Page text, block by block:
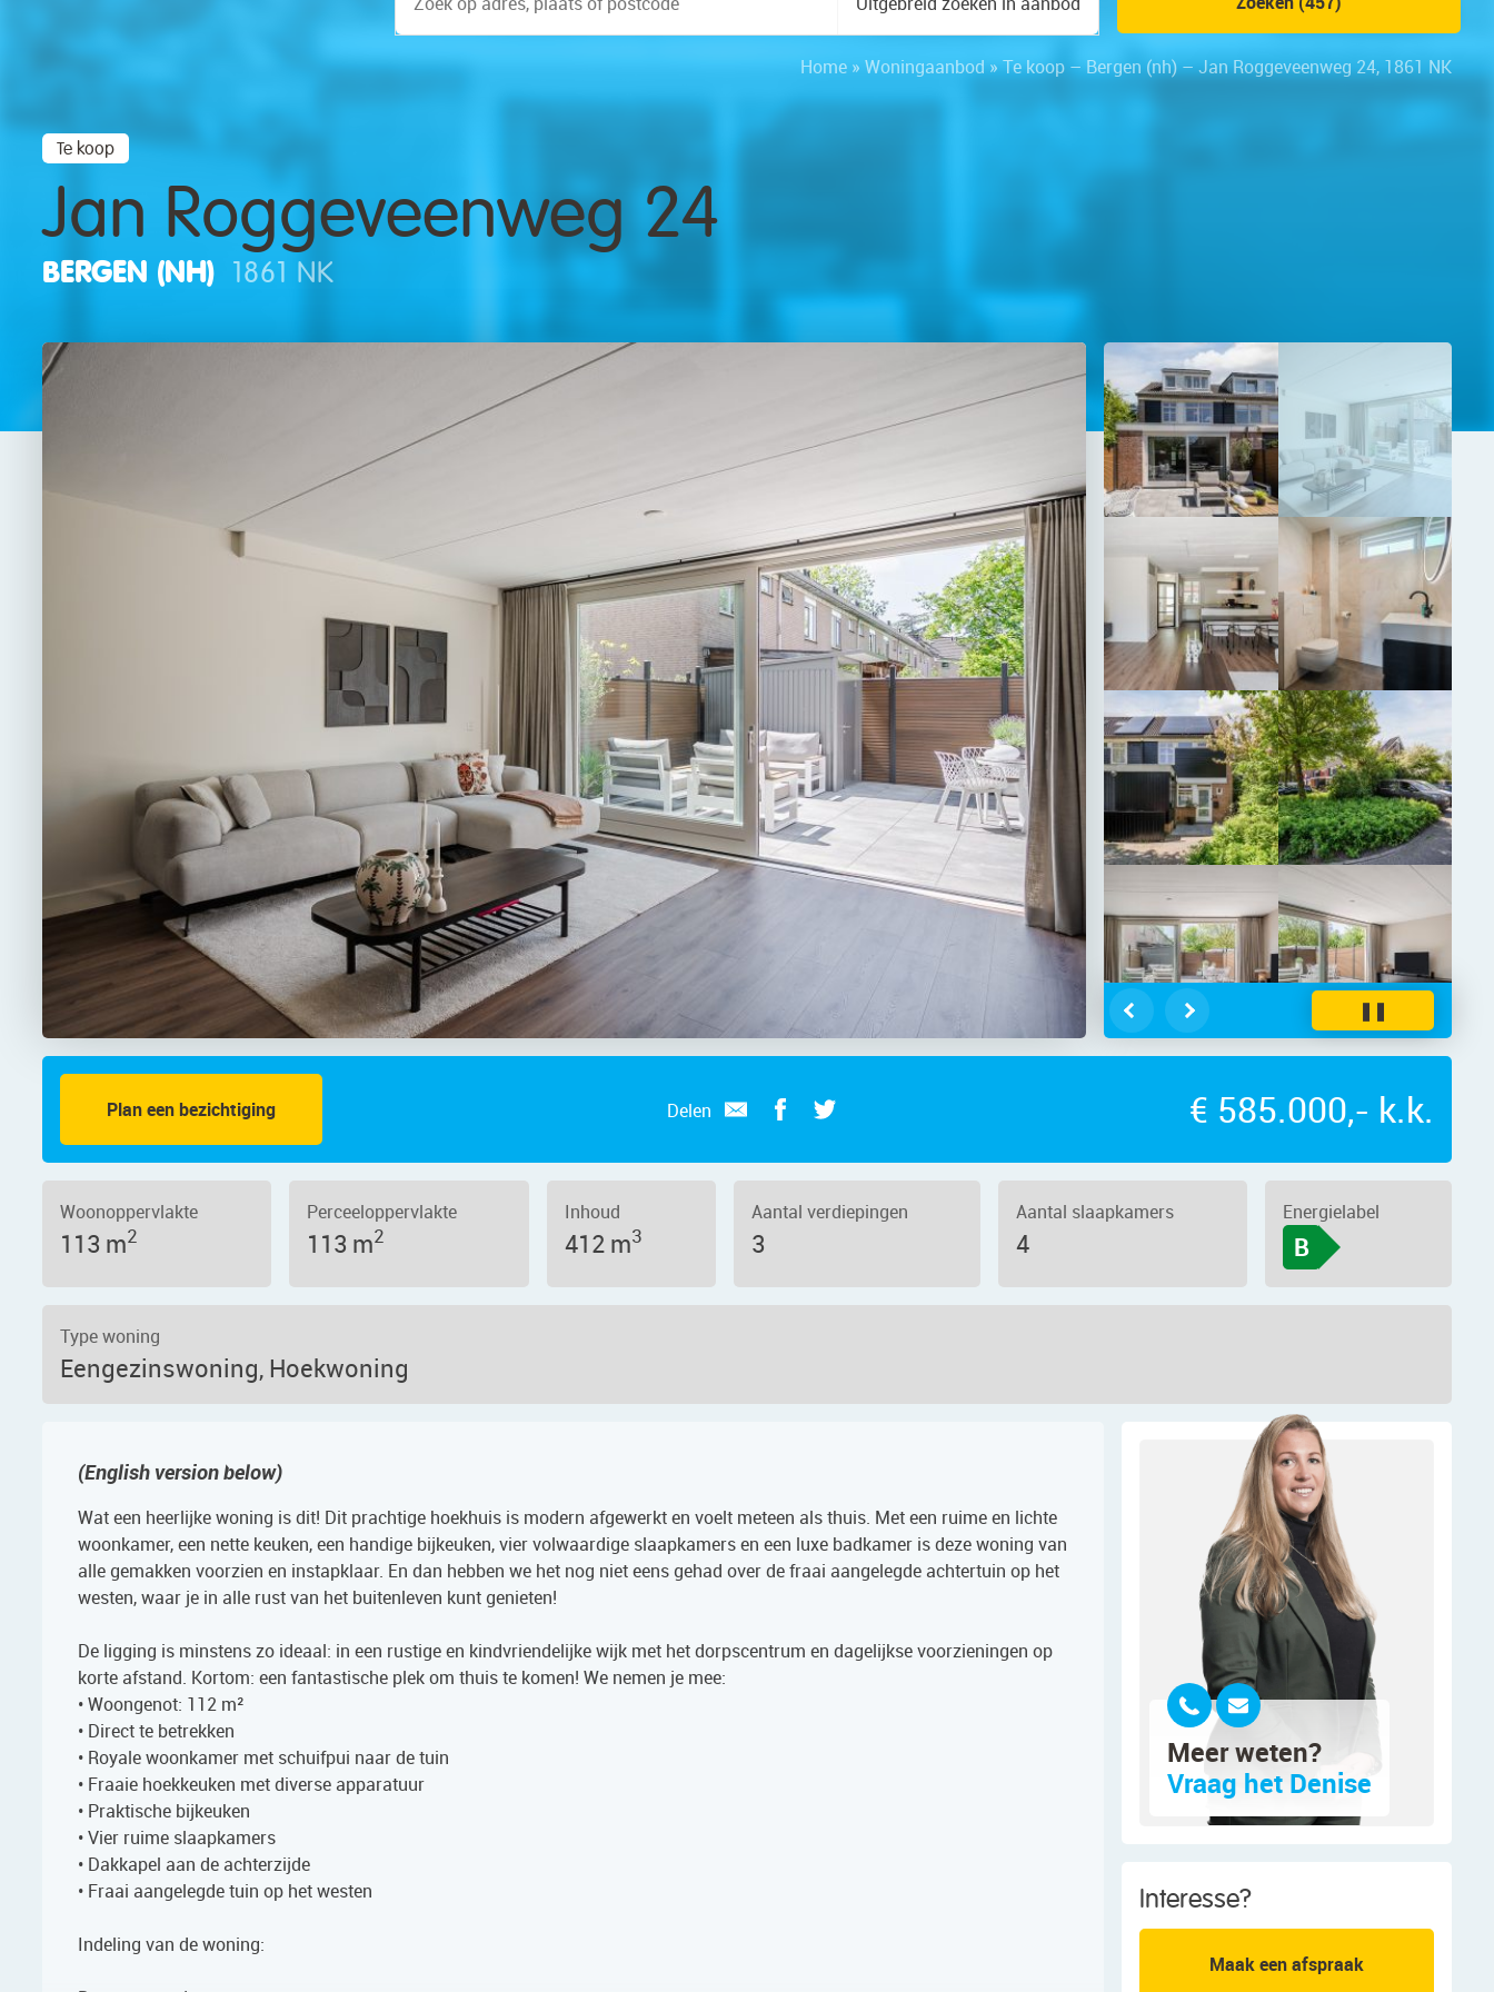
Home » Woningaanbod » Te koop – Bergen (nh) – Jan Roggeveenweg 24, 1861 NK
Te koop
Jan Roggeveenweg 24
BERGEN (NH) 1861 NK
24, 1861 NK – Foto 44
❚❚
Plan een bezichtiging Delen € 585.000,- k.k.
Woonoppervlakte
113 m2
Perceeloppervlakte
113 m2
Inhoud
412 m3
Aantal verdiepingen
3
Aantal slaapkamers
4
Energielabel
B
Type woning
Eengezinswoning, Hoekwoning
(English version below)
Wat een heerlijke woning is dit! Dit prachtige hoekhuis is modern afgewerkt en voelt meteen als thuis. Met een ruime en lichte
woonkamer, een nette keuken, een handige bijkeuken, vier volwaardige slaapkamers en een luxe badkamer is deze woning van
alle gemakken voorzien en instapklaar. En dan hebben we het nog niet eens gehad over de fraai aangelegde achtertuin op het
westen, waar je in alle rust van het buitenleven kunt genieten!
De ligging is minstens zo ideaal: in een rustige en kindvriendelijke wijk met het dorpscentrum en dagelijkse voorzieningen op
korte afstand. Kortom: een fantastische plek om thuis te komen! We nemen je mee:
• Woongenot: 112 m²
• Direct te betrekken
• Royale woonkamer met schuifpui naar de tuin
• Fraaie hoekkeuken met diverse apparatuur
• Praktische bijkeuken
• Vier ruime slaapkamers
• Dakkapel aan de achterzijde
• Fraai aangelegde tuin op het westen
Indeling van de woning:
Meer weten?
Vraag het Denise
Interesse?
Maak een afspraak